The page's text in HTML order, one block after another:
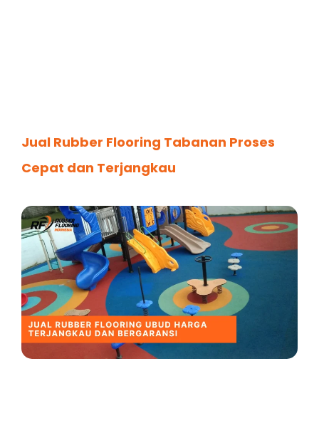
Jual Rubber Flooring Tabanan Proses
Cepat dan Terjangkau